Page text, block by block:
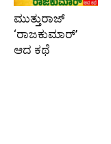
ಮುತ್ತುರಾಜ್
‘ರಾಜಕುಮಾರ್‍’
ಆದ ಕಥೆ